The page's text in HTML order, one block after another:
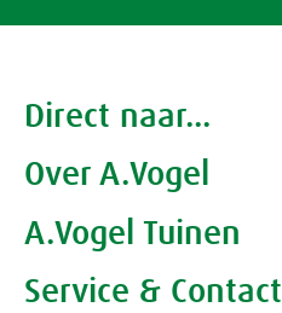
Direct naar...
Producten
Gezondheidscoaches
Over A.Vogel
Alfred Vogel
Waarom A.Vogel kiezen
A.Vogel Tuinen
Over A.Vogel tuinen
Service & Contact